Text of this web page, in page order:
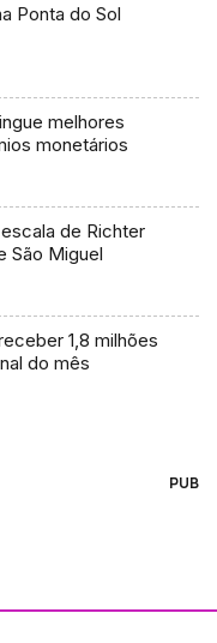
Ponta do Sol
melhores
monetários
de Richter
São Miguel
1,8 milhões
do mês
PUB